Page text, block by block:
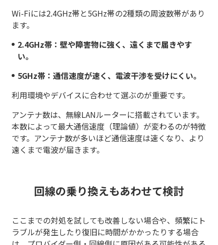
Wi-Fiには2.4GHz帯と5GHz帯の2種類の周波数帯があり
ます。
2.4GHz帯：壁や障害物に強く、遠くまで届きやす
い。
5GHz帯：通信速度が速く、電波干渉を受けにくい。
利用環境やデバイスに合わせて選ぶのが重要です。
アンテナ数は、無線LANルーターに搭載されています。
本数によって最大通信速度（理論値）が変わるのが特徴
です。アンテナ数が多いほど通信速度は速くなり、より
遠くまで電波が届きます。
回線の乗り換えもあわせて検討
ここまでの対処を試しても改善しない場合や、頻繁にト
ラブルが発生したり復旧に時間がかかったりする場合